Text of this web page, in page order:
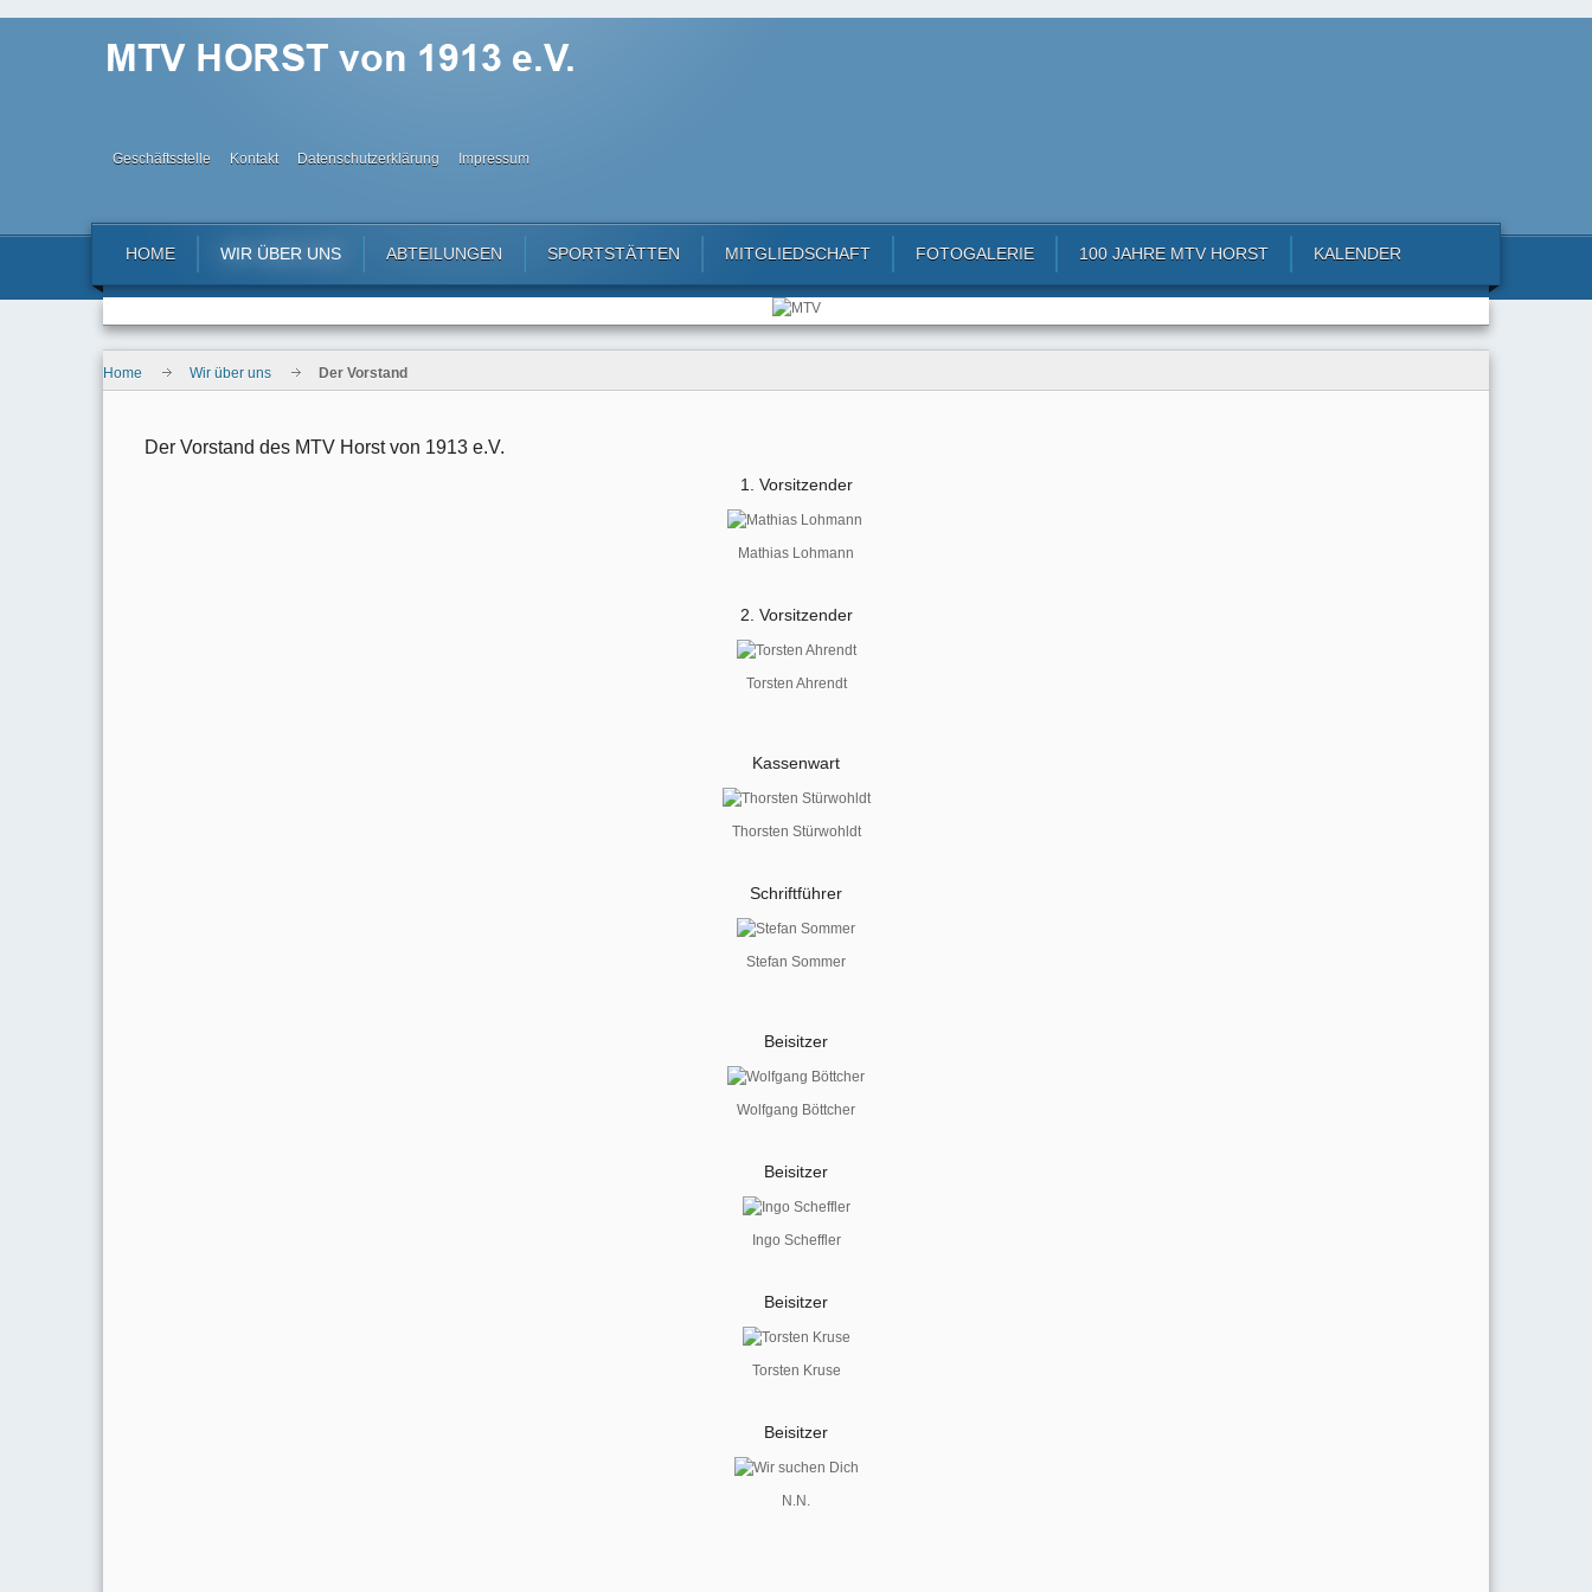
Geschäftsstelle Kontakt Datenschutzerklärung Impressum
HOME WIR ÜBER UNS ABTEILUNGEN SPORTSTÄTTEN MITGLIEDSCHAFT FOTOGALERIE 100 JAHRE MTV HORST KALENDER
Home Wir über uns Der Vorstand
Der Vorstand des MTV Horst von 1913 e.V.
1. Vorsitzender
Mathias Lohmann
2. Vorsitzender
Torsten Ahrendt
Kassenwart
Thorsten Stürwohldt
Schriftführer
Stefan Sommer
Beisitzer
Wolfgang Böttcher
Beisitzer
Ingo Scheffler
Beisitzer
Torsten Kruse
Beisitzer
N.N.